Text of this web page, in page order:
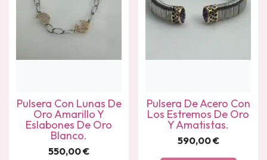
Pulsera Con Lunas De
Oro Amarillo Y
Eslabones De Oro
Blanco.
550,00€
Pulsera De Acero Con
Los Estremos De Oro
Y Amatistas.
590,00€